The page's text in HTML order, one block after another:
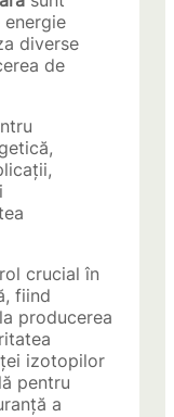
diverse
de
crucial în
fiind
producerea
izotopilor
pentru
a